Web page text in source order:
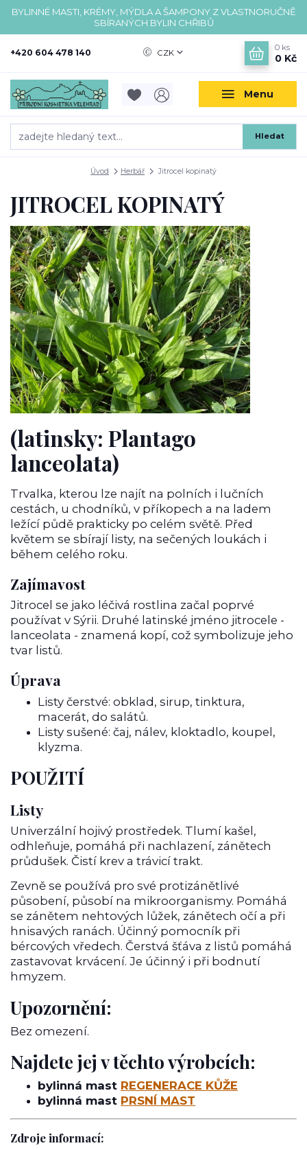
BYLINNÉ MASTI, KRÉMY, MÝDLA A ŠAMPONY Z VLASTNORUČNĚ
SBÍRANÝCH BYLIN CHŘIBŮ
Menu
CZK
Hledat
+420 604 478 140
0 ks
0 Kč
Úvod Herbář Jitrocel kopinatý
JITROCEL KOPINATÝ
(latinsky: Plantago
lanceolata)
Trvalka, kterou lze najít na polních i lučních
cestách, u chodníků, v příkopech a na ladem
ležící půdě prakticky po celém světě. Před
květem se sbírají listy, na sečených loukách i
během celého roku.
Zajímavost
Jitrocel se jako léčivá rostlina začal poprvé
používat v Sýrii. Druhé latinské jméno jitrocele -
lanceolata - znamená kopí, což symbolizuje jeho
tvar listů.
Úprava
Listy čerstvé: obklad, sirup, tinktura,
macerát, do salátů.
Listy sušené: čaj, nálev, kloktadlo, koupel,
klyzma.
POUŽITÍ
Listy
Univerzální hojivý prostředek. Tlumí kašel,
odhleňuje, pomáhá při nachlazení, zánětech
průdušek. Čistí krev a trávicí trakt.
Zevně se používá pro své protizánětlivé
působení, působí na mikroorganismy. Pomáhá
se zánětem nehtových lůžek, zánětech očí a při
hnisavých ranách. Účinný pomocník při
bércových vředech. Čerstvá šťáva z listů pomáhá
zastavovat krvácení. Je účinný i při bodnutí
hmyzem.
Upozornění:
Bez omezení.
Najdete jej v těchto výrobcích:
bylinná mast REGENERACE KŮŽE
bylinná mast PRSNÍ MAST
Zdroje informací: